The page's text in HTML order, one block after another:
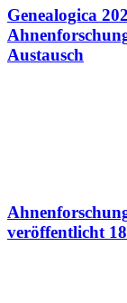
Genealogica
Austausch
veröffentlicht